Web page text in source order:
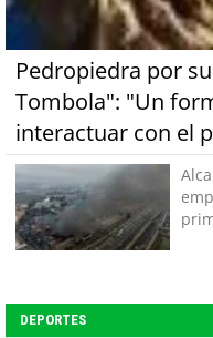
Pedropiedra por
Tombola": "Un
interactuar con el
tener miedo a
DEPORTES